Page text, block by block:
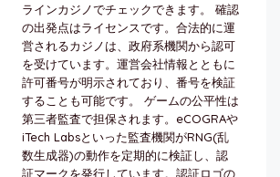
ラインカジノでチェックできます。 確認
の出発点はライセンスです。合法的に運
営されるカジノは、政府系機関から認可
を受けています。運営会社情報とともに
許可番号が明示されており、番号を検証
することも可能です。 ゲームの公平性は
第三者監査で担保されます。eCOGRAや
iTech Labsといった監査機関がRNG(乱
数生成器)の動作を定期的に検証し、認
証マークを発行しています。認証ロゴの